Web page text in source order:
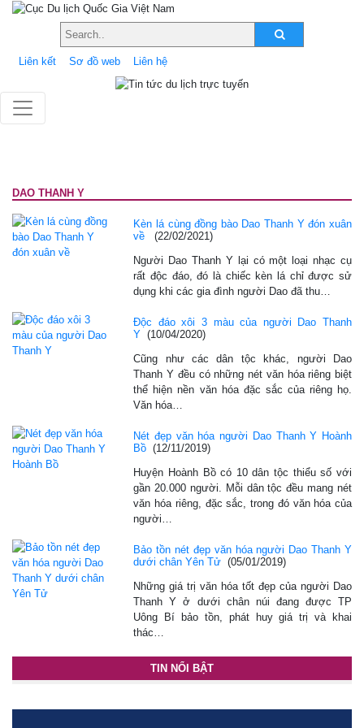
Liên kết Sơ đồ web Liên hệ
DAO THANH Y
Kèn lá cùng đồng bào Dao Thanh Y đón xuân
về
(22/02/2021)
Người Dao Thanh Y lại có một loại nhạc cụ
rất độc đáo, đó là chiếc kèn lá chỉ được sử
dụng khi các gia đình người Dao đã thu…
Độc đáo xôi 3 màu của người Dao Thanh
Y (10/04/2020)
Cũng như các dân tộc khác, người Dao
Thanh Y đều có những nét văn hóa riêng biệt
thể hiện nền văn hóa đặc sắc của riêng họ.
Văn hóa…
Nét đẹp văn hóa người Dao Thanh Y Hoành
Bồ (12/11/2019)
Huyện Hoành Bồ có 10 dân tộc thiểu số với
gần 20.000 người. Mỗi dân tộc đều mang nét
văn hóa riêng, đặc sắc, trong đó văn hóa của
người…
Bảo tồn nét đẹp văn hóa người Dao Thanh Y
dưới chân Yên Tử (05/01/2019)
Những giá trị văn hóa tốt đẹp của người Dao
Thanh Y ở dưới chân núi đang được TP
Uông Bí bảo tồn, phát huy giá trị và khai
thác…
TIN NỔI BẬT